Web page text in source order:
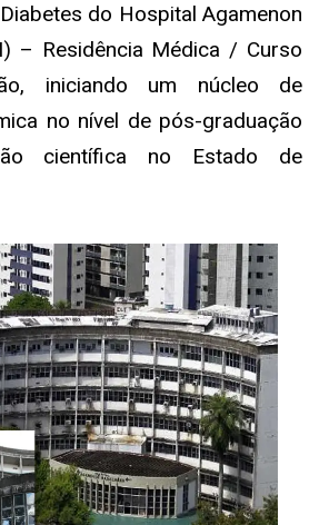
do Hospital Agamenon
– Residência Médica / Curso
iniciando um núcleo de
no nível de pós-graduação
científica no Estado de